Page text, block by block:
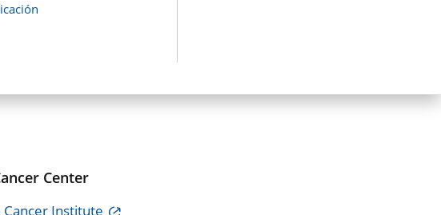
Center
Cancer Institute